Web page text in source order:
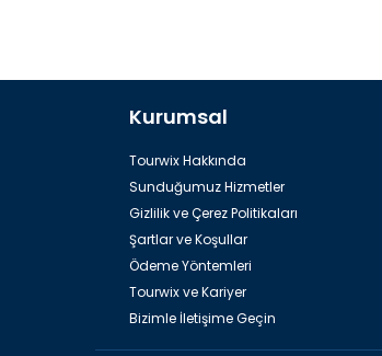
Kurumsal
Tourwix Hakkında
Sunduğumuz Hizmetler
Gizlilik ve Çerez Politikaları
Şartlar ve Koşullar
Ödeme Yöntemleri
Tourwix ve Kariyer
Bizimle İletişime Geçin